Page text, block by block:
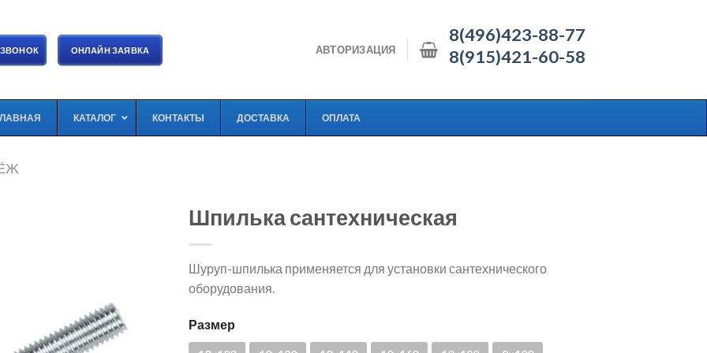
ЗВОНОК ОНЛАЙН ЗАЯВКА АВТОРИЗАЦИЯ
8(496)423-88-77
8(915)421-60-58
КАТАЛОГ КОНТАКТЫ ДОСТАВКА ОПЛАТА
Шпилька сантехническая
Шуруп-шпилька применяется для установки сантехнического
оборудования.
Размер